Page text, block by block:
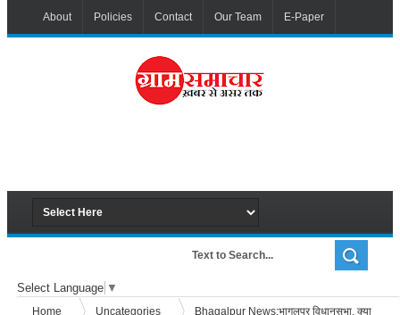
About Policies Contact Our Team E-Paper
Select Language ▼
Home Uncategories
Bhagalpur News:भागलपुर विधानसभा, क्या